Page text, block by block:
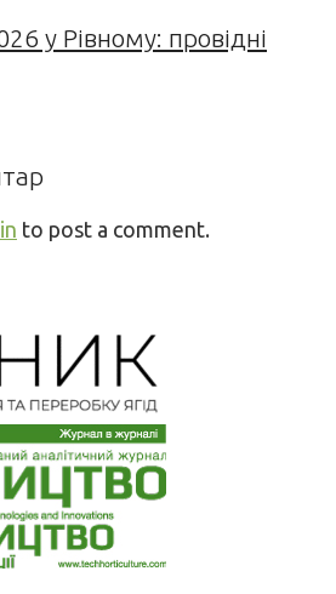
у Рівному: провідні
to post a comment.